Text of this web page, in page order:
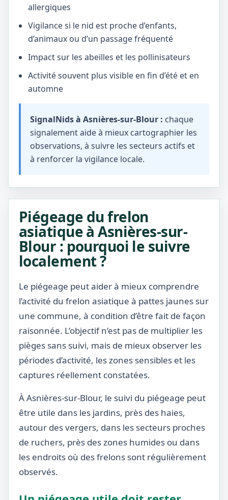
allergiques
Vigilance si le nid est proche d’enfants,
d’animaux ou d’un passage fréquenté
Impact sur les abeilles et les pollinisateurs
Activité souvent plus visible en fin d’été et en
automne
SignalNids à Asnières-sur-Blour : chaque
signalement aide à mieux cartographier les
observations, à suivre les secteurs actifs et
à renforcer la vigilance locale.
Piégeage du frelon
asiatique à Asnières-sur-
Blour : pourquoi le suivre
localement ?
Le piégeage peut aider à mieux comprendre
l’activité du frelon asiatique à pattes jaunes sur
une commune, à condition d’être fait de façon
raisonnée. L’objectif n’est pas de multiplier les
pièges sans suivi, mais de mieux observer les
périodes d’activité, les zones sensibles et les
captures réellement constatées.
À Asnières-sur-Blour, le suivi du piégeage peut
être utile dans les jardins, près des haies,
autour des vergers, dans les secteurs proches
de ruchers, près des zones humides ou dans
les endroits où des frelons sont régulièrement
observés.